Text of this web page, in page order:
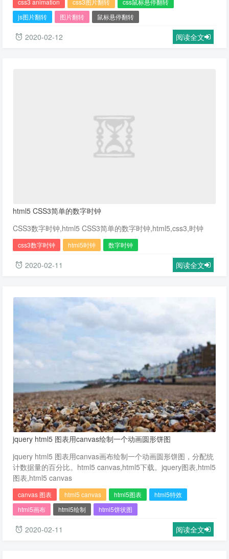
css3 animation css3图片翻转
css鼠标悬停翻转
js图片翻转
图片翻转 鼠标悬停翻转
2020-02-12 阅读全文
html5 CSS3简单的数字时钟
CSS3数字时钟,html5 CSS3简单的数字时钟,html5,css3,时钟
css3数字时钟 html5时钟 数字时钟
2020-02-11 阅读全文
jquery html5 图表用canvas绘制一个动画圆形饼图
jquery html5 图表用canvas画布绘制一个动画圆形饼图，分配统
计数据量的百分比。html5 canvas,html5下载。jquery图表,html5
图表,html5 canvas
canvas 图表 html5 canvas html5图表
html5特效
html5画布
html5绘制 html5饼状图
2020-02-11 阅读全文